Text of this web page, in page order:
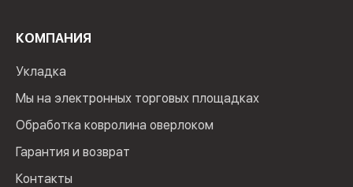
КОМПАНИЯ
Укладка
Мы на электронных торговых площадках
Обработка ковролина оверлоком
Гарантия и возврат
Контакты